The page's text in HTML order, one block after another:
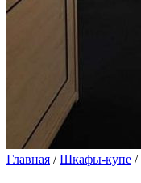
Главная /Шкафы-купе /